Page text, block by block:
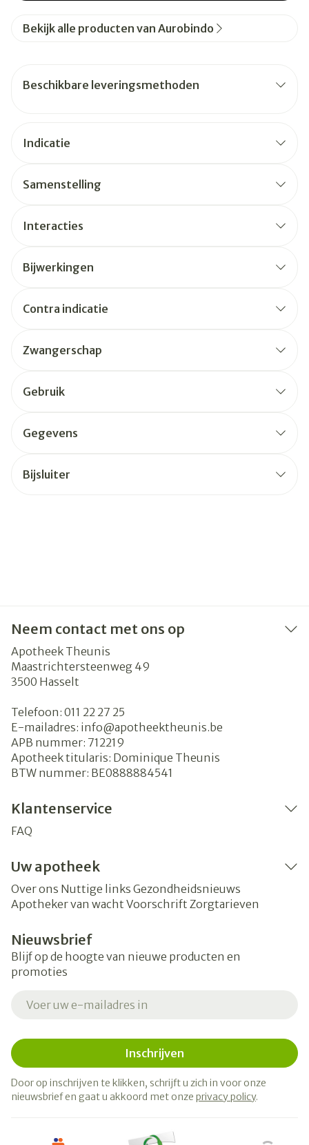
Bekijk alle producten van Aurobindo
Beschikbare leveringsmethoden
Indicatie
Samenstelling
Interacties
Bijwerkingen
Contra indicatie
Zwangerschap
Gebruik
Gegevens
Bijsluiter
Neem contact met ons op
Apotheek Theunis
Maastrichtersteenweg 49
3500 Hasselt
Telefoon: 011 22 27 25
E-mailadres: info@apotheektheunis.be
APB nummer: 712219
Apotheek titularis: Dominique Theunis
BTW nummer: BE0888884541
Klantenservice
FAQ
Uw apotheek
Over ons Nuttige links Gezondheidsnieuws
Apotheker van wacht Voorschrift Zorgtarieven
Nieuwsbrief
Blijf op de hoogte van nieuwe producten en
promoties
Inschrijven
Door op inschrijven te klikken, schrijft u zich in voor onze
nieuwsbrief en gaat u akkoord met onze privacy policy.